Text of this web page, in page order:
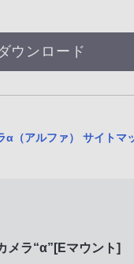
ウンロード
α（アルファ） サイトマ
メラ“α”[Eマウント]